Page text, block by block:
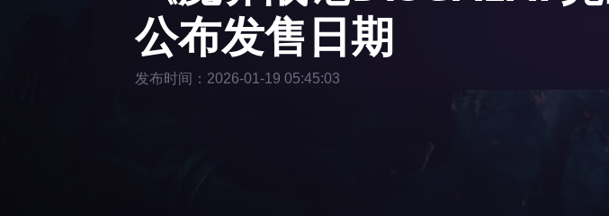
公布发售日期
发布时间：2026-01-19 05:45:03